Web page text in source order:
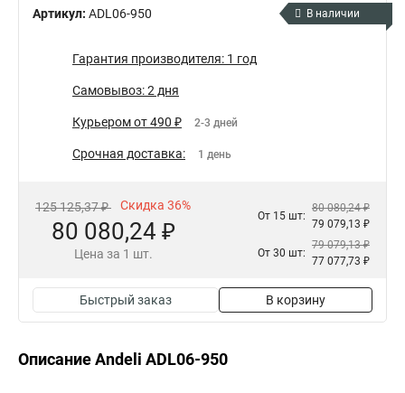
Артикул: ADL06-950 В наличии
Гарантия производителя: 1 год
Самовывоз: 2 дня
Курьером от 490 ₽ 2-3 дней
Срочная доставка: 1 день
125 125,37 ₽ Скидка 36%
80 080,24 ₽
Цена за 1 шт.
От 15 шт:
80 080,24 ₽
79 079,13 ₽
От 30 шт:
79 079,13 ₽
77 077,73 ₽
Быстрый заказ В корзину
Описание Andeli ADL06-950